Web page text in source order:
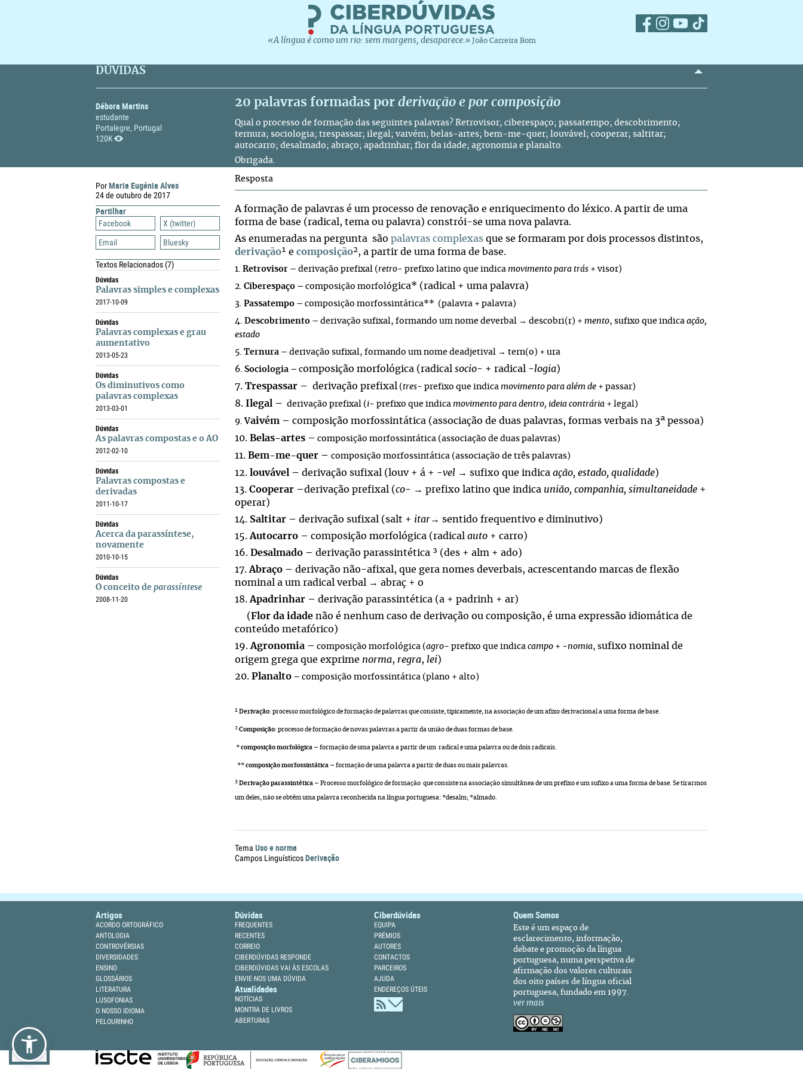
«A língua é como um rio: sem margens, desaparece.» João Carreira Bom
DÚVIDAS
Débora Martins
estudante
Portalegre, Portugal
120K
20 palavras formadas por derivação e por composição
Qual o processo de formação das seguintes palavras? Retrovisor; ciberespaço; passatempo; descobrimento;
ternura; sociologia; trespassar; ilegal; vaivém; belas-artes; bem-me-quer; louvável; cooperar; saltitar;
autocarro; desalmado; abraço; apadrinhar; flor da idade; agronomia e planalto.
Obrigada.
PorMaria Eugénia Alves
24 de outubro de 2017
Partilhar
Facebook
X (twitter)
Email
Bluesky
Textos Relacionados(7)
Dúvidas
Palavras simples e complexas
2017-10-09
Dúvidas
Palavras complexas e grau
aumentativo
2013-05-23
Dúvidas
Os diminutivos como
palavras complexas
2013-03-01
Dúvidas
As palavras compostas e o AO
2012-02-10
Dúvidas
Palavras compostas e
derivadas
2011-10-17
Dúvidas
Acerca da parassíntese,
novamente
2010-10-15
Dúvidas
O conceito de parassíntese
2008-11-20
Resposta
A formação de palavras é um processo de renovação e enriquecimento do léxico. A partir de uma
forma de base (radical, tema ou palavra) constrói-se uma nova palavra.
As enumeradas na pergunta são palavras complexas que se formaram por dois processos distintos,
derivação¹ e composição², a partir de uma forma de base.
1. Retrovisor – derivação prefixal (retro- prefixo latino que indica movimento para trás + visor)
2. Ciberespaço – composição morfológica* (radical + uma palavra)
3. Passatempo – composição morfossintática** (palavra + palavra)
4. Descobrimento – derivação sufixal, formando um nome deverbal → descobri(r) + mento, sufixo que indica ação,
estado
5. Ternura – derivação sufixal, formando um nome deadjetival → tern(o) + ura
6. Sociologia – composição morfológica (radical socio- + radical -logia)
7. Trespassar – derivação prefixal ( tres- prefixo que indica movimento para além de + passar)
8. Ilegal – derivação prefixal ( i- prefixo que indica movimento para dentro, ideia contrária + legal)
9. Vaivém – composição morfossintática (associação de duas palavras, formas verbais na 3ª pessoa)
10. Belas-artes – composição morfossintática (associação de duas palavras)
11. Bem-me-quer – composição morfossintática (associação de três palavras)
12. louvável – derivação sufixal (louv + á + -vel → sufixo que indica ação, estado, qualidade)
13. Cooperar –derivação prefixal (co- → prefixo latino que indica união, companhia, simultaneidade +
operar)
14. Saltitar – derivação sufixal (salt + itar→ sentido frequentivo e diminutivo)
15. Autocarro – composição morfológica (radical auto + carro)
16. Desalmado – derivação parassintética ³ (des + alm + ado)
17. Abraço – derivação não-afixal, que gera nomes deverbais, acrescentando marcas de flexão
nominal a um radical verbal → abraç + o
18. Apadrinhar – derivação parassintética (a + padrinh + ar)
( Flor da idade não é nenhum caso de derivação ou composição, é uma expressão idiomática de
conteúdo metafórico)
19. Agronomia – composição morfológica (agro- prefixo que indica campo + -nomia, sufixo nominal de
origem grega que exprime norma, regra, lei)
20. Planalto – composição morfossintática (plano + alto)
¹ Derivação: processo morfológico de formação de palavras que consiste, tipicamente, na associação de um afixo derivacional a uma forma de base.
² Composição: processo de formação de novas palavras a partir da união de duas formas de base.
* composição morfológica – formação de uma palavra a partir de um radical e uma palavra ou de dois radicais.
** composição morfossintática – formação de uma palavra a partir de duas ou mais palavras.
³ Derivação parassintética – Processo morfológico de formação que consiste na associação simultânea de um prefixo e um sufixo a uma forma de base. Se tirarmos
um deles, não se obtém uma palavra reconhecida na língua portuguesa: *desalm; *almado.
Tema Uso e norma
Campos LinguísticosDerivação
Artigos
ACORDO ORTOGRÁFICO
ANTOLOGIA
CONTROVÉRSIAS
DIVERSIDADES
ENSINO
GLOSSÁRIOS
LITERATURA
LUSOFONIAS
O NOSSO IDIOMA
PELOURINHO
Dúvidas
FREQUENTES
RECENTES
CORREIO
CIBERDÚVIDAS RESPONDE
CIBERDÚVIDAS VAI ÀS ESCOLAS
ENVIE-NOS UMA DÚVIDA
Atualidades
NOTÍCIAS
MONTRA DE LIVROS
ABERTURAS
Ciberdúvidas
EQUIPA
PRÉMIOS
AUTORES
CONTACTOS
PARCEIROS
AJUDA
ENDEREÇOS ÚTEIS
Quem Somos
Este é um espaço de
esclarecimento, informação,
debate e promoção da língua
portuguesa, numa perspetiva de
afirmação dos valores culturais
dos oito países de língua oficial
portuguesa, fundado em 1997.
ver mais